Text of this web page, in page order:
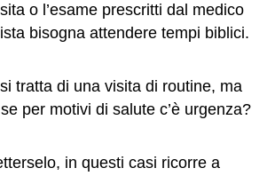
o l’esame prescritti dal medico
bisogna attendere tempi biblici.
tratta di una visita di routine, ma
per motivi di salute c’è urgenza?
in questi casi ricorre a